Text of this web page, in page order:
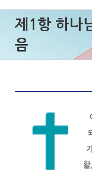
제1항 하나
음
활